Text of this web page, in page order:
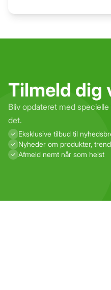
Tilmeld dig
Bliv opdateret med
det.
Eksklusive tilbud til
Nyheder om produkter,
Afmeld nemt når som helst